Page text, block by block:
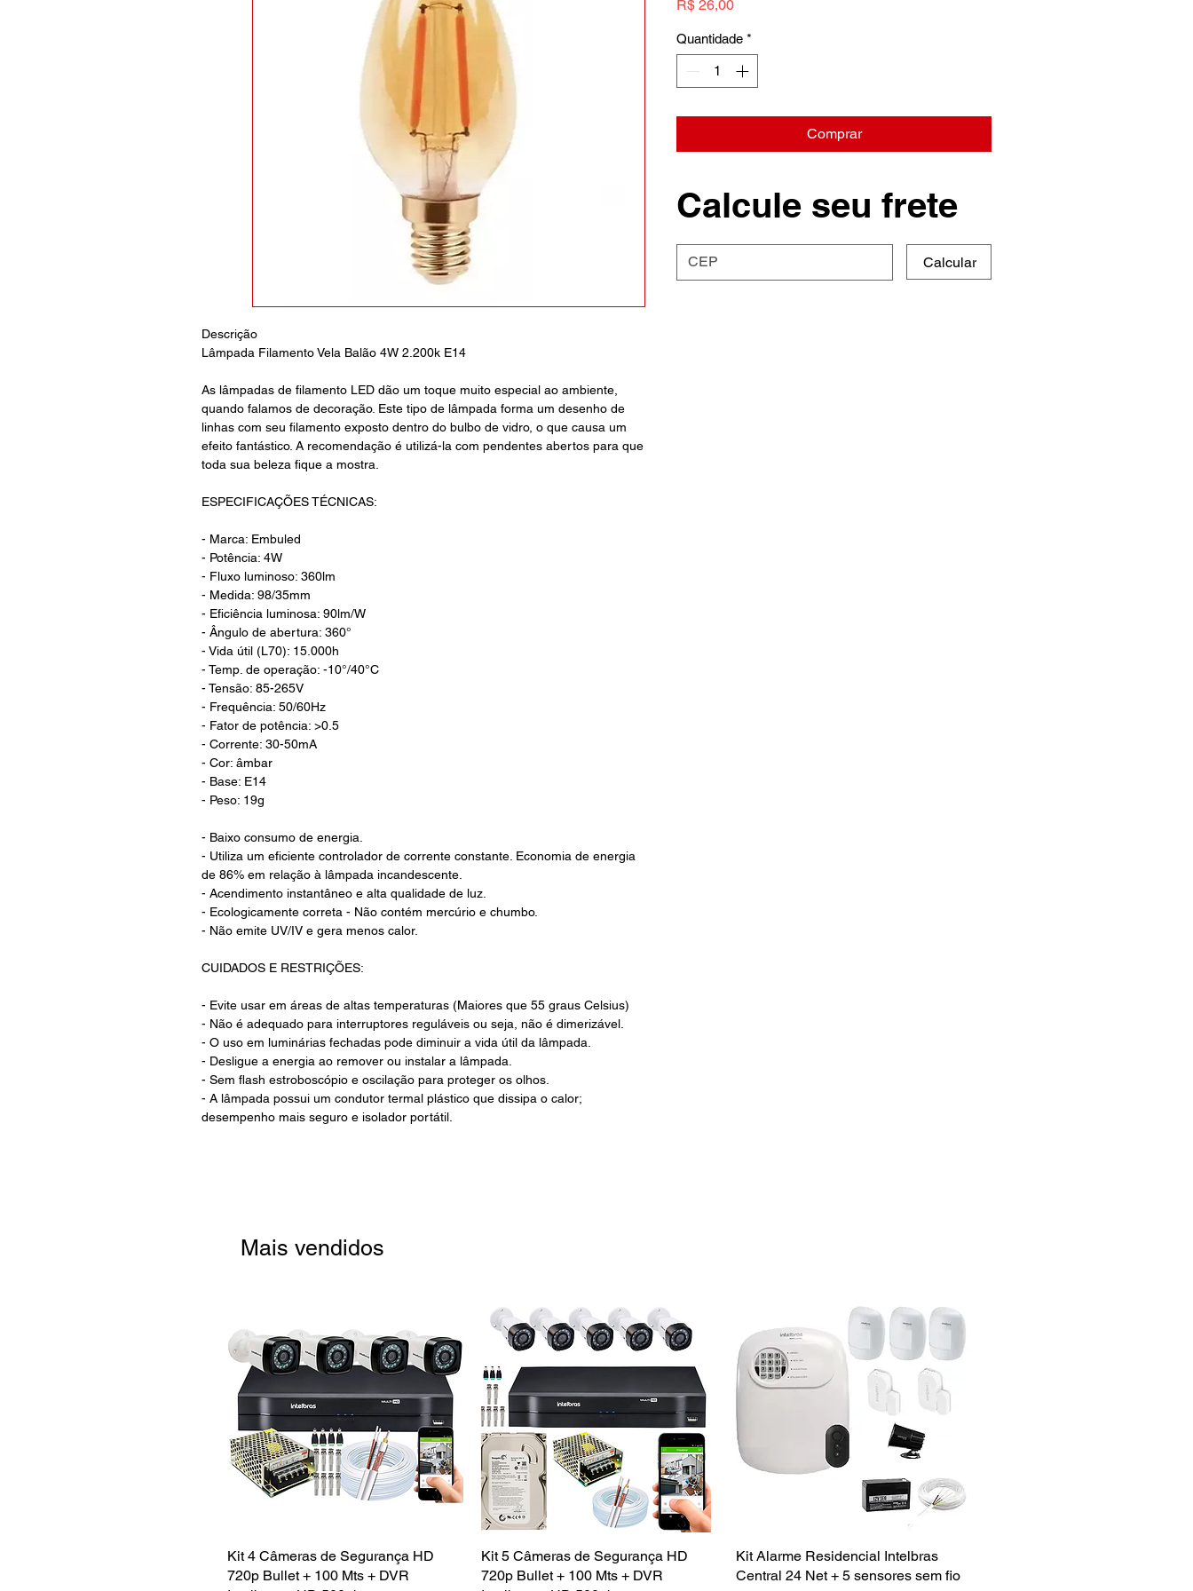
Descrição
Lâmpada Filamento Vela Balão 4W 2.200k E14
As lâmpadas de filamento LED dão um toque muito especial ao ambiente,
quando falamos de decoração. Este tipo de lâmpada forma um desenho de
linhas com seu filamento exposto dentro do bulbo de vidro, o que causa um
efeito fantástico. A recomendação é utilizá-la com pendentes abertos para que
toda sua beleza fique a mostra.
ESPECIFICAÇÕES TÉCNICAS:
- Marca: Embuled
- Potência: 4W
- Fluxo luminoso: 360lm
- Medida: 98/35mm
- Eficiência luminosa: 90lm/W
- Ângulo de abertura: 360°
- Vida útil (L70): 15.000h
- Temp. de operação: -10°/40°C
- Tensão: 85-265V
- Frequência: 50/60Hz
- Fator de potência: >0.5
- Corrente: 30-50mA
- Cor: âmbar
- Base: E14
- Peso: 19g
- Baixo consumo de energia.
- Utiliza um eficiente controlador de corrente constante. Economia de energia
de 86% em relação à lâmpada incandescente.
- Acendimento instantâneo e alta qualidade de luz.
- Ecologicamente correta - Não contém mercúrio e chumbo.
- Não emite UV/IV e gera menos calor.
CUIDADOS E RESTRIÇÕES:
- Evite usar em áreas de altas temperaturas (Maiores que 55 graus Celsius)
- Não é adequado para interruptores reguláveis ou seja, não é dimerizável.
- O uso em luminárias fechadas pode diminuir a vida útil da lâmpada.
- Desligue a energia ao remover ou instalar a lâmpada.
- Sem flash estroboscópio e oscilação para proteger os olhos.
- A lâmpada possui um condutor termal plástico que dissipa o calor;
desempenho mais seguro e isolador portátil.
R$ 26,00Preço
Quantidade *
Comprar
Calcule seu frete
Calcular
Mais vendidos
Visualização rápida
Kit 4 Câmeras de Segurança HD
720p Bullet + 100 Mts + DVR
Visualização rápida
Kit 5 Câmeras de Segurança HD
720p Bullet + 100 Mts + DVR
Visualização rápida
Kit Alarme Residencial Intelbras
Central 24 Net + 5 sensores sem fio